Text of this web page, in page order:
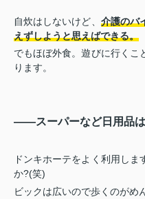
自炊はしないけど、 介護のバ
えずしようと思えばできる。
でもほぼ外食。遊びに行くこ
ります。
――スーパーなど日用品は
ドンキホーテをよく利用し
か?(笑)
ビックは広いので歩くのがめ